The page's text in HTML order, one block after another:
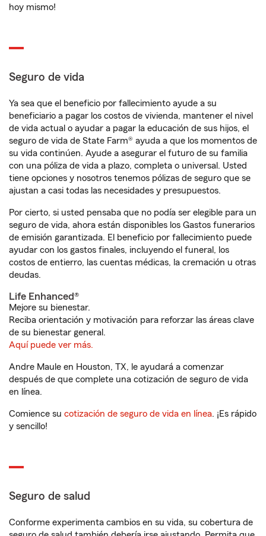
hoy mismo!
Seguro de vida
Ya sea que el beneficio por fallecimiento ayude a su
beneficiario a pagar los costos de vivienda, mantener el nivel
de vida actual o ayudar a pagar la educación de sus hijos, el
seguro de vida de State Farm® ayuda a que los momentos de
su vida continúen. Ayude a asegurar el futuro de su familia
con una póliza de vida a plazo, completa o universal. Usted
tiene opciones y nosotros tenemos pólizas de seguro que se
ajustan a casi todas las necesidades y presupuestos.
Por cierto, si usted pensaba que no podía ser elegible para un
seguro de vida, ahora están disponibles los Gastos funerarios
de emisión garantizada. El beneficio por fallecimiento puede
ayudar con los gastos finales, incluyendo el funeral, los
costos de entierro, las cuentas médicas, la cremación u otras
deudas.
Life Enhanced®
Mejore su bienestar.
Reciba orientación y motivación para reforzar las áreas clave
de su bienestar general.
Aquí puede ver más.
Andre Maule en Houston, TX, le ayudará a comenzar
después de que complete una cotización de seguro de vida
en línea.
Comience su cotización de seguro de vida en línea. ¡Es rápido
y sencillo!
Seguro de salud
Conforme experimenta cambios en su vida, su cobertura de